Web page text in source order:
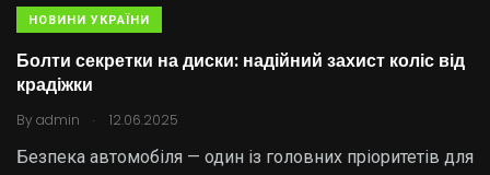
НОВИНИ УКРАЇНИ
Болти секретки на диски: надійний захист коліс від
крадіжки
By admin . 12.06.2025
Безпека автомобіля — один із головних пріоритетів для